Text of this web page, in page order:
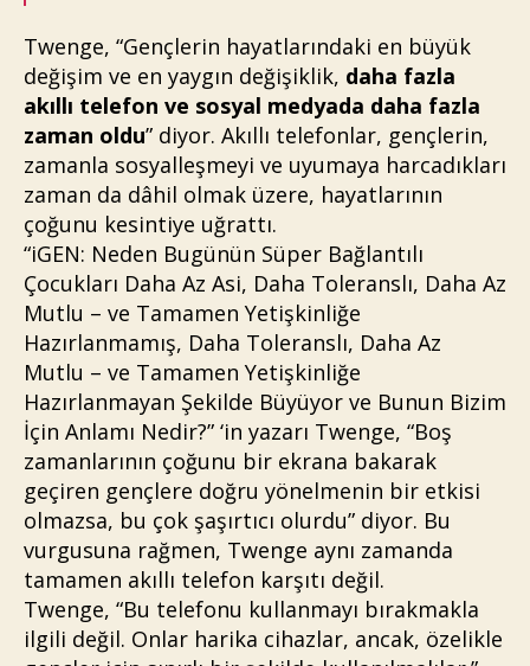
Twenge, “Gençlerin hayatlarındaki en büyük
değişim ve en yaygın değişiklik, daha fazla
akıllı telefon ve sosyal medyada daha fazla
zaman oldu” diyor. Akıllı telefonlar, gençlerin,
zamanla sosyalleşmeyi ve uyumaya harcadıkları
zaman da dâhil olmak üzere, hayatlarının
çoğunu kesintiye uğrattı.
“iGEN: Neden Bugünün Süper Bağlantılı
Çocukları Daha Az Asi, Daha Toleranslı, Daha Az
Mutlu – ve Tamamen Yetişkinliğe
Hazırlanmamış, Daha Toleranslı, Daha Az
Mutlu – ve Tamamen Yetişkinliğe
Hazırlanmayan Şekilde Büyüyor ve Bunun Bizim
İçin Anlamı Nedir?” ‘in yazarı Twenge, “Boş
zamanlarının çoğunu bir ekrana bakarak
geçiren gençlere doğru yönelmenin bir etkisi
olmazsa, bu çok şaşırtıcı olurdu” diyor. Bu
vurgusuna rağmen, Twenge aynı zamanda
tamamen akıllı telefon karşıtı değil.
Twenge, “Bu telefonu kullanmayı bırakmakla
ilgili değil. Onlar harika cihazlar, ancak, özelikle